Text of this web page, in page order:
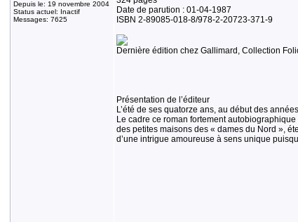
Depuis le: 19 novembre 2004
Status actuel: Inactif
Messages: 7625
Date de parution : 01-04-1987
ISBN 2-89085-018-8/978-2-20723-371-9
Dernière édition chez Gallimard, Collection
Présentation de l’éditeur
L’été de ses quatorze ans, au début des
Le cadre ce roman fortement
des petites maisons des « dames du Nord »,
d’une intrigue amoureuse à sens unique